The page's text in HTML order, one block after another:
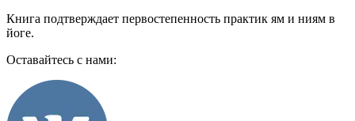
Книга подтверждает первостепенность практик ям и ниям в
йоге.
Оставайтесь с нами: